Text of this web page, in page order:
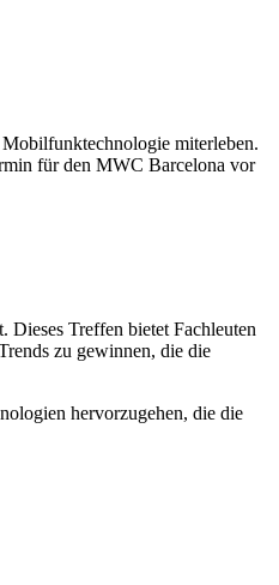
miterleben.
für den MWC Barcelona vor
Dieses Treffen bietet Fachleuten
zu gewinnen, die die
hervorzugehen, die die